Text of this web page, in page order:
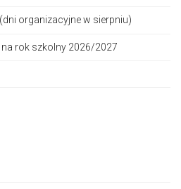
organizacyjne w sierpniu)
rok szkolny 2026/2027